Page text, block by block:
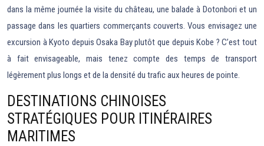
dans la même journée la visite du château, une balade à Dotonbori et un
passage dans les quartiers commerçants couverts. Vous envisagez une
excursion à Kyoto depuis Osaka Bay plutôt que depuis Kobe ? C’est tout
à fait envisageable, mais tenez compte des temps de transport
légèrement plus longs et de la densité du trafic aux heures de pointe.
DESTINATIONS CHINOISES
STRATÉGIQUES POUR ITINÉRAIRES
MARITIMES